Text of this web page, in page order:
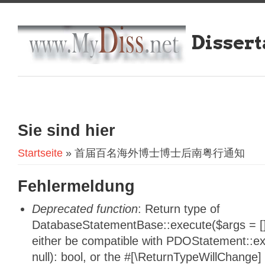
Sie sind hier
Startseite » 首届百名海外博士博士后南粤行通知
Fehlermeldung
Deprecated function: Return type of
DatabaseStatementBase::execute($args =
either be compatible with
null): bool, or the